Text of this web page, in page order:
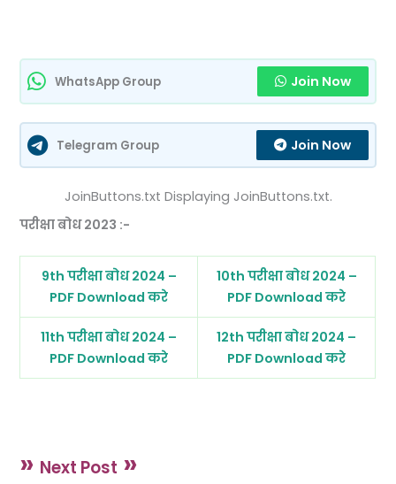
WhatsApp Group Join Now
Telegram Group Join Now
JoinButtons.txt Displaying JoinButtons.txt.
परीक्षा बोध 2023 :-
9th परीक्षा बोध 2024 –
PDF Download करे
10th परीक्षा बोध 2024 –
PDF Download करे
11th परीक्षा बोध 2024 –
PDF Download करे
12th परीक्षा बोध 2024 –
PDF Download करे
» Next Post »